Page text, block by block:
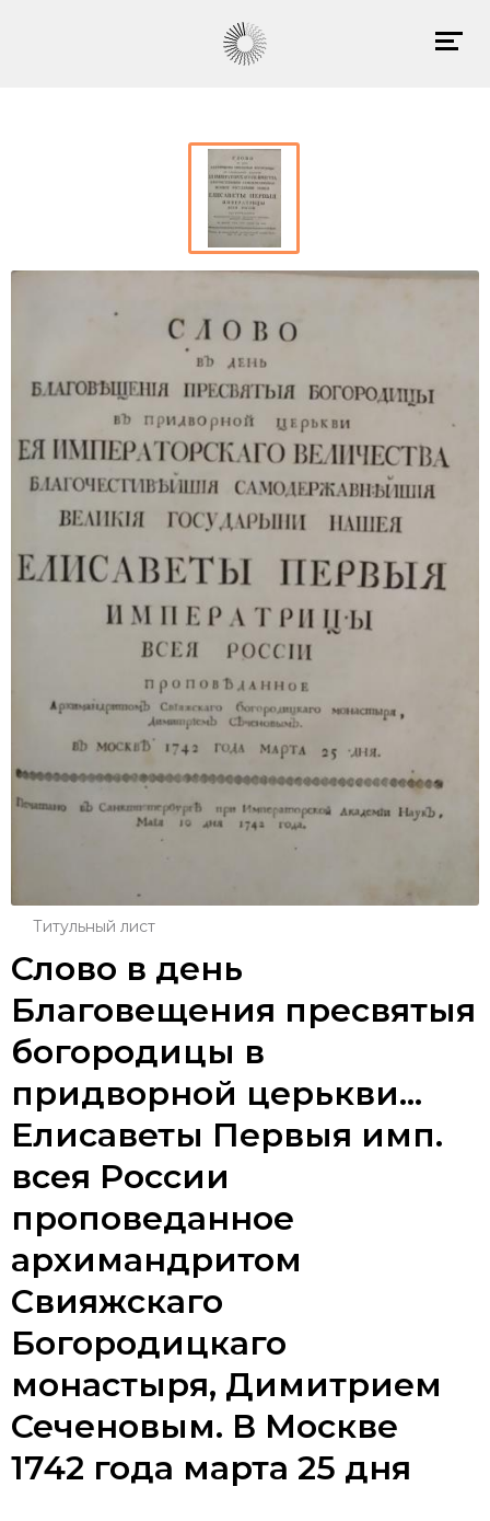
Титульный лист
Слово в день
Благовещения пресвятыя
богородицы в
придворной церькви...
Елисаветы Первыя имп.
всея России
проповеданное
архимандритом
Свияжскаго
Богородицкаго
монастыря, Димитрием
Сеченовым. В Москве
1742 года марта 25 дня